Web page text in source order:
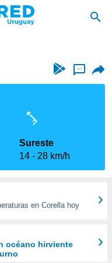
...
Sureste
14
28 km/h
en Corella hoy
océano hirviente